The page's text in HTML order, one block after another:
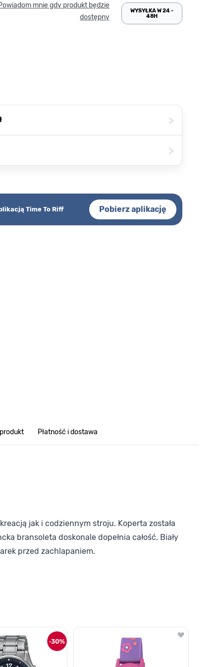
mnie gdy produkt będzie
dostępny
WYSYŁKA W 24 -
48H
>
>
Time To Riff Pobierz aplikację
Płatność i dostawa
jak i codziennym stroju. Koperta została
bransoleta doskonale dopełnia całość. Biały
przed zachlapaniem.
nawigacji karuzeli za pomocą linka pomijającego.